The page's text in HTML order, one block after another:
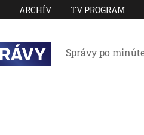
ARCHÍV TV PROGRAM
Správy po